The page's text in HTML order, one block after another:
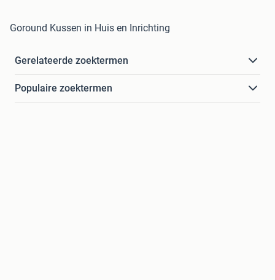
Goround Kussen in Huis en Inrichting
Gerelateerde zoektermen
Populaire zoektermen